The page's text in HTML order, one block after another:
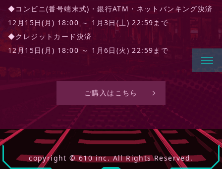
◆コンビニ(番号端末式)・銀行ATM・ネットバンキング決済
12月15日(月) 18:00 ～ 1月3日(土) 22:59まで
◆クレジットカード決済
12月15日(月) 18:00 ～ 1月6日(火) 22:59まで
ご購入はこちら
copyright © 610 inc. All Rights Reserved.